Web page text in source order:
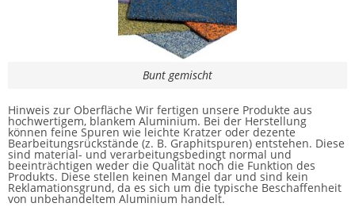
Bunt gemischt
Hinweis zur Oberfläche Wir fertigen unsere Produkte aus
hochwertigem, blankem Aluminium. Bei der Herstellung
können feine Spuren wie leichte Kratzer oder dezente
Bearbeitungsrückstände (z. B. Graphitspuren) entstehen. Diese
sind material- und verarbeitungsbedingt normal und
beeinträchtigen weder die Qualität noch die Funktion des
Produkts. Diese stellen keinen Mangel dar und sind kein
Reklamationsgrund, da es sich um die typische Beschaffenheit
von unbehandeltem Aluminium handelt.